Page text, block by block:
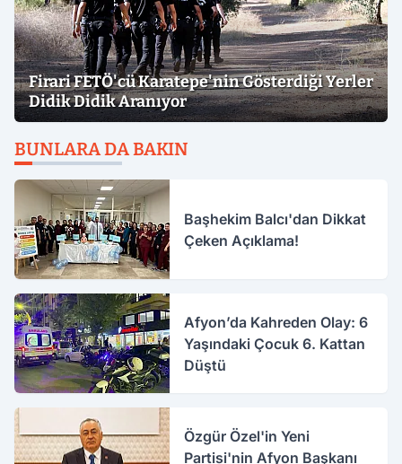
Firari FETÖ'cü Karatepe'nin Gösterdiği Yerler
Didik Didik Aranıyor
BUNLARA DA BAKIN
Başhekim Balcı'dan Dikkat
Çeken Açıklama!
Afyon’da Kahreden Olay: 6
Yaşındaki Çocuk 6. Kattan
Düştü
Özgür Özel'in Yeni
Partisi'nin Afyon Başkanı